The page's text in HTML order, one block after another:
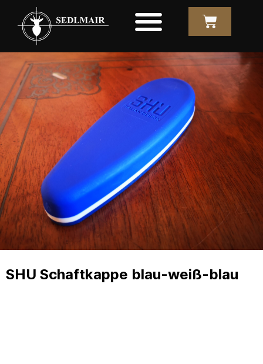
SHU Schaftkappe blau-weiß-blau